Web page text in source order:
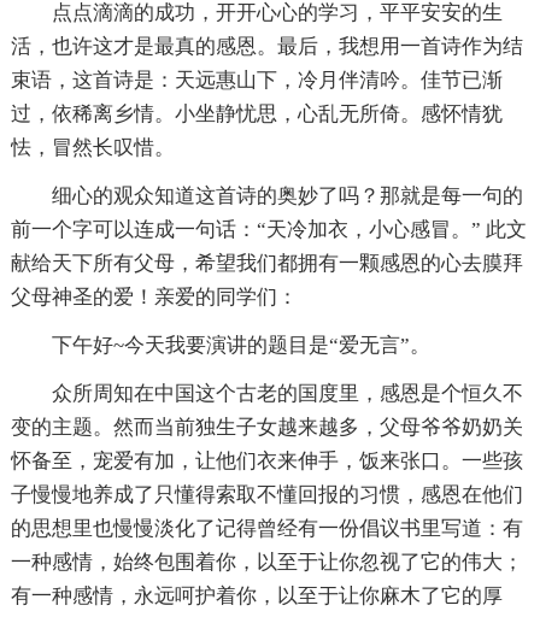
点点滴滴的成功，开开心心的学习，平平安安的生
活，也许这才是最真的感恩。最后，我想用一首诗作为结
束语，这首诗是：天远惠山下，冷月伴清吟。佳节已渐
过，依稀离乡情。小坐静忧思，心乱无所倚。感怀情犹
怯，冒然长叹惜。
细心的观众知道这首诗的奥妙了吗？那就是每一句的
前一个字可以连成一句话：“天冷加衣，小心感冒。” 此文
献给天下所有父母，希望我们都拥有一颗感恩的心去膜拜
父母神圣的爱！亲爱的同学们：
下午好~今天我要演讲的题目是“爱无言”。
众所周知在中国这个古老的国度里，感恩是个恒久不
变的主题。然而当前独生子女越来越多，父母爷爷奶奶关
怀备至，宠爱有加，让他们衣来伸手，饭来张口。一些孩
子慢慢地养成了只懂得索取不懂回报的习惯，感恩在他们
的思想里也慢慢淡化了记得曾经有一份倡议书里写道：有
一种感情，始终包围着你，以至于让你忽视了它的伟大；
有一种感情，永远呵护着你，以至于让你麻木了它的厚